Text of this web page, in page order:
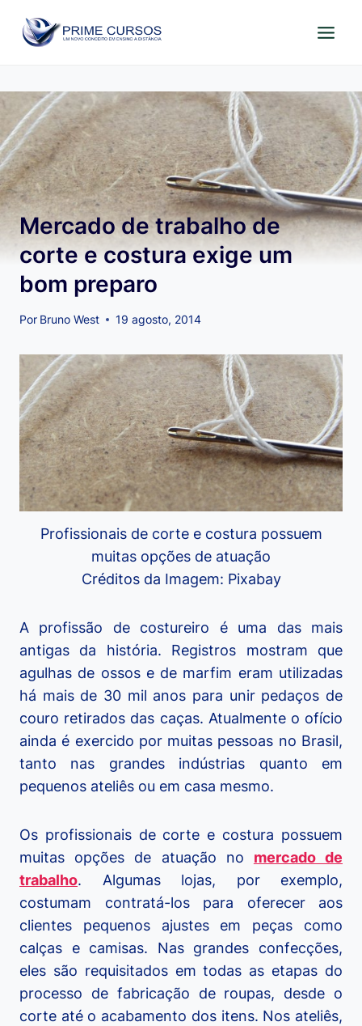
para
Mercado de trabalho de
corte e costura exige um
bom preparo
Por Bruno West 19 agosto, 2014
Profissionais de corte e costura possuem
muitas opções de atuação
Créditos da Imagem: Pixabay
A profissão de costureiro é uma das mais
antigas da história. Registros mostram que
agulhas de ossos e de marfim eram utilizadas
há mais de 30 mil anos para unir pedaços de
couro retirados das caças. Atualmente o ofício
ainda é exercido por muitas pessoas no Brasil,
tanto nas grandes indústrias quanto em
pequenos ateliês ou em casa mesmo.
Os profissionais de corte e costura possuem
muitas opções de atuação no mercado de
trabalho. Algumas lojas, por exemplo,
costumam contratá-los para oferecer aos
clientes pequenos ajustes em peças como
calças e camisas. Nas grandes confecções,
eles são requisitados em todas as etapas do
processo de fabricação de roupas, desde o
corte até o acabamento dos itens. Nos ateliês,